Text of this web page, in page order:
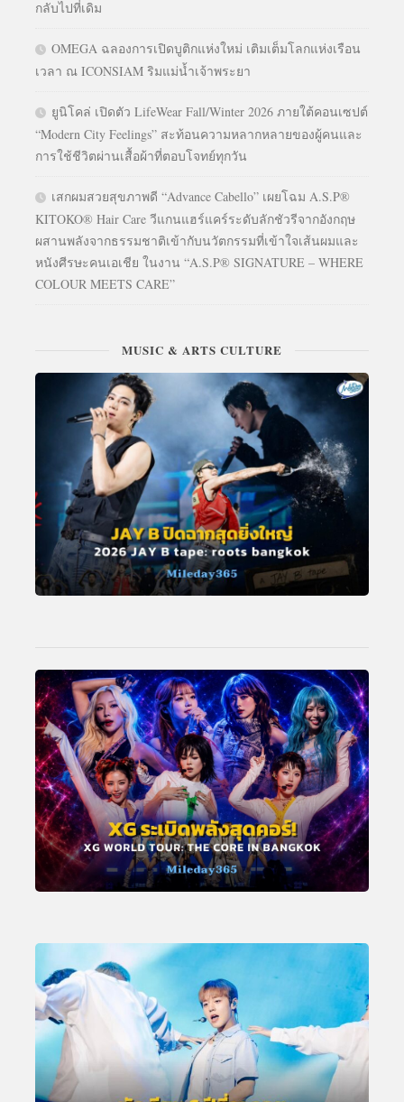
กลับไปที่เดิม
OMEGA ฉลองการเปิดบูติกแห่งใหม่ เติมเต็มโลกแห่งเรือน
เวลา ณ ICONSIAM ริมแม่น้ำเจ้าพระยา
ยูนิโคล่ เปิดตัว LifeWear Fall/Winter 2026 ภายใต้คอนเซปต์
“Modern City Feelings” สะท้อนความหลากหลายของผู้คนและ
การใช้ชีวิตผ่านเสื้อผ้าที่ตอบโจทย์ทุกวัน
เสกผมสวยสุขภาพดี “Advance Cabello” เผยโฉม A.S.P®
KITOKO® Hair Care วีแกนแฮร์แคร์ระดับลักชัวรีจากอังกฤษ
ผสานพลังจากธรรมชาติเข้ากับนวัตกรรมที่เข้าใจเส้นผมและ
หนังศีรษะคนเอเชีย ในงาน “A.S.P® SIGNATURE – WHERE
COLOUR MEETS CARE”
MUSIC & ARTS CULTURE